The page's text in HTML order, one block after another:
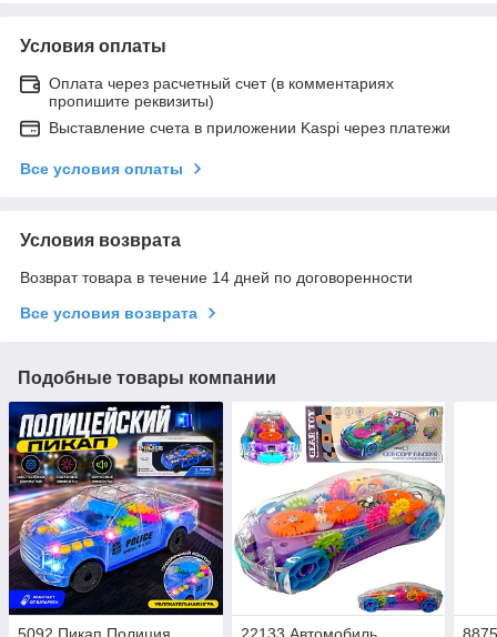
Условия оплаты
Оплата через расчетный счет (в комментариях
пропишите реквизиты)
Выставление счета в приложении Kaspi через платежи
Все условия оплаты
Условия возврата
Возврат товара в течение 14 дней по договоренности
Все условия возврата
Подобные товары компании